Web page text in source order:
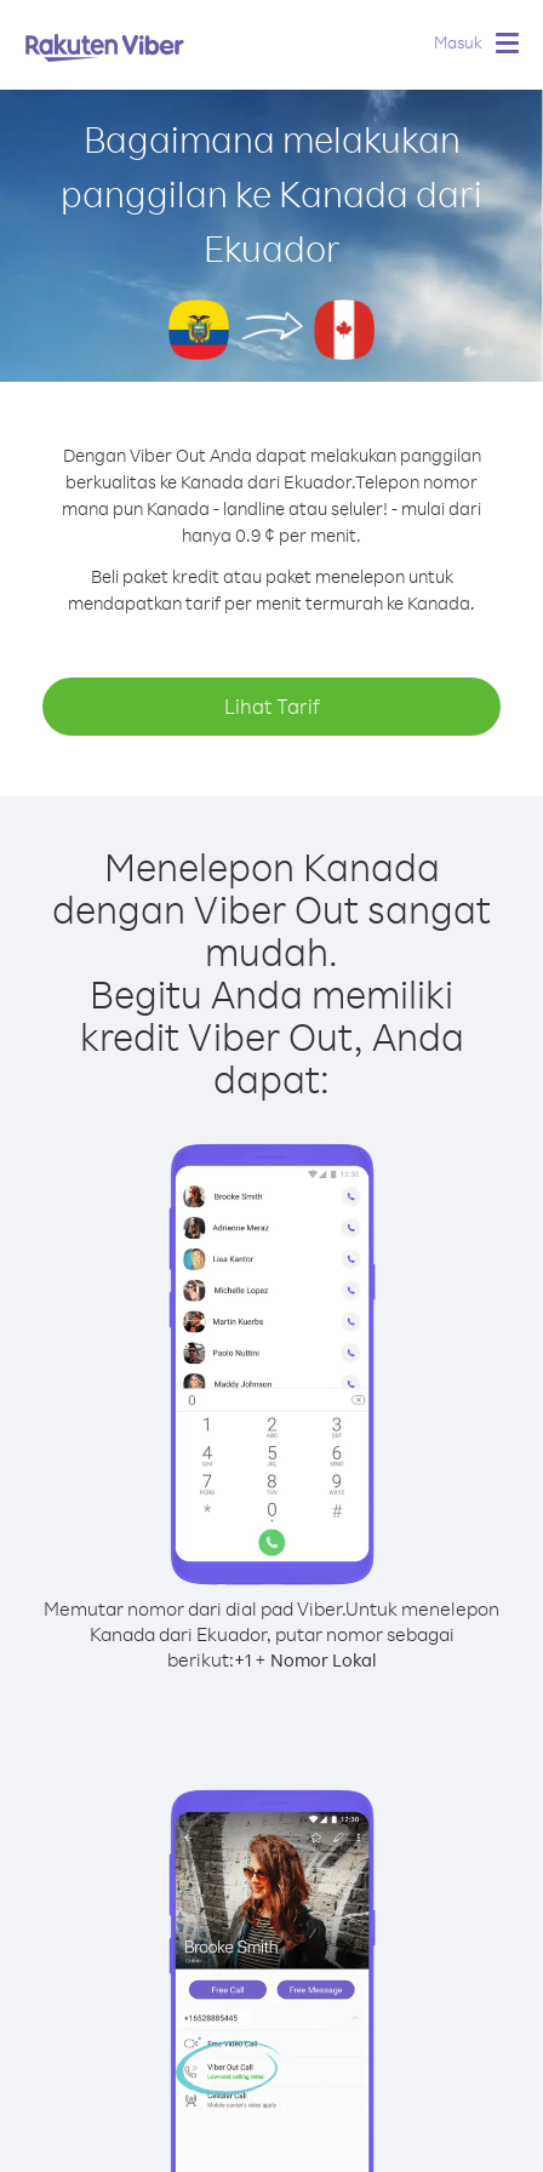
Masuk
Bagaimana melakukan
panggilan ke Kanada dari
Ekuador
Dengan Viber Out Anda dapat melakukan panggilan
berkualitas ke Kanada dari Ekuador.Telepon nomor
mana pun Kanada - landline atau seluler! - mulai dari
hanya 0.9 ¢ per menit.
Beli paket kredit atau paket menelepon untuk
mendapatkan tarif per menit termurah ke Kanada.
Lihat Tarif
Menelepon Kanada
dengan Viber Out sangat
mudah.
Begitu Anda memiliki
kredit Viber Out, Anda
dapat:
Memutar nomor dari dial pad Viber.Untuk menelepon
Kanada dari Ekuador, putar nomor sebagai
berikut:+1+ Nomor Lokal